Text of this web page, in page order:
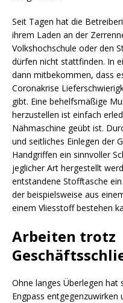
Seit Tagen hat die
ihrem Laden an der
Volkshochschule oder den
dürfen nicht stattfinden. In
dann mitbekommen, dass
Coronakrise
gibt. Eine behelfsmäßige
herzustellen ist einfach
Nähmaschine geübt ist.
und seitliches Einlegen der
Handgriffen ein sinnvoller
jeglicher Art hergestellt
entstandene Stofftasche
der beispielsweise aus
einem Vliesstoff bestehen
Arbeiten trotz
Ohne langes Überlegen hat
Engpass